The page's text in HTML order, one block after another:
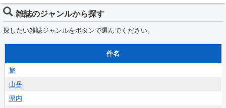
雑誌のジャンルから探す
探したい雑誌ジャンルをボタンで選んでください。
件名
旅
山岳
県内